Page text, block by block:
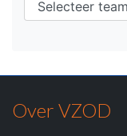
Over VZOD